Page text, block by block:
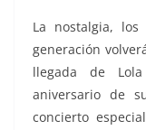
o
k
La nostalgia,
generación
llegada de
aniversario de
concierto